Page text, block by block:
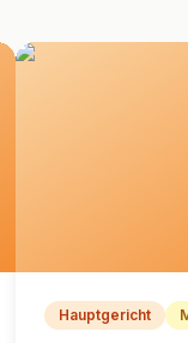
Hauptgericht